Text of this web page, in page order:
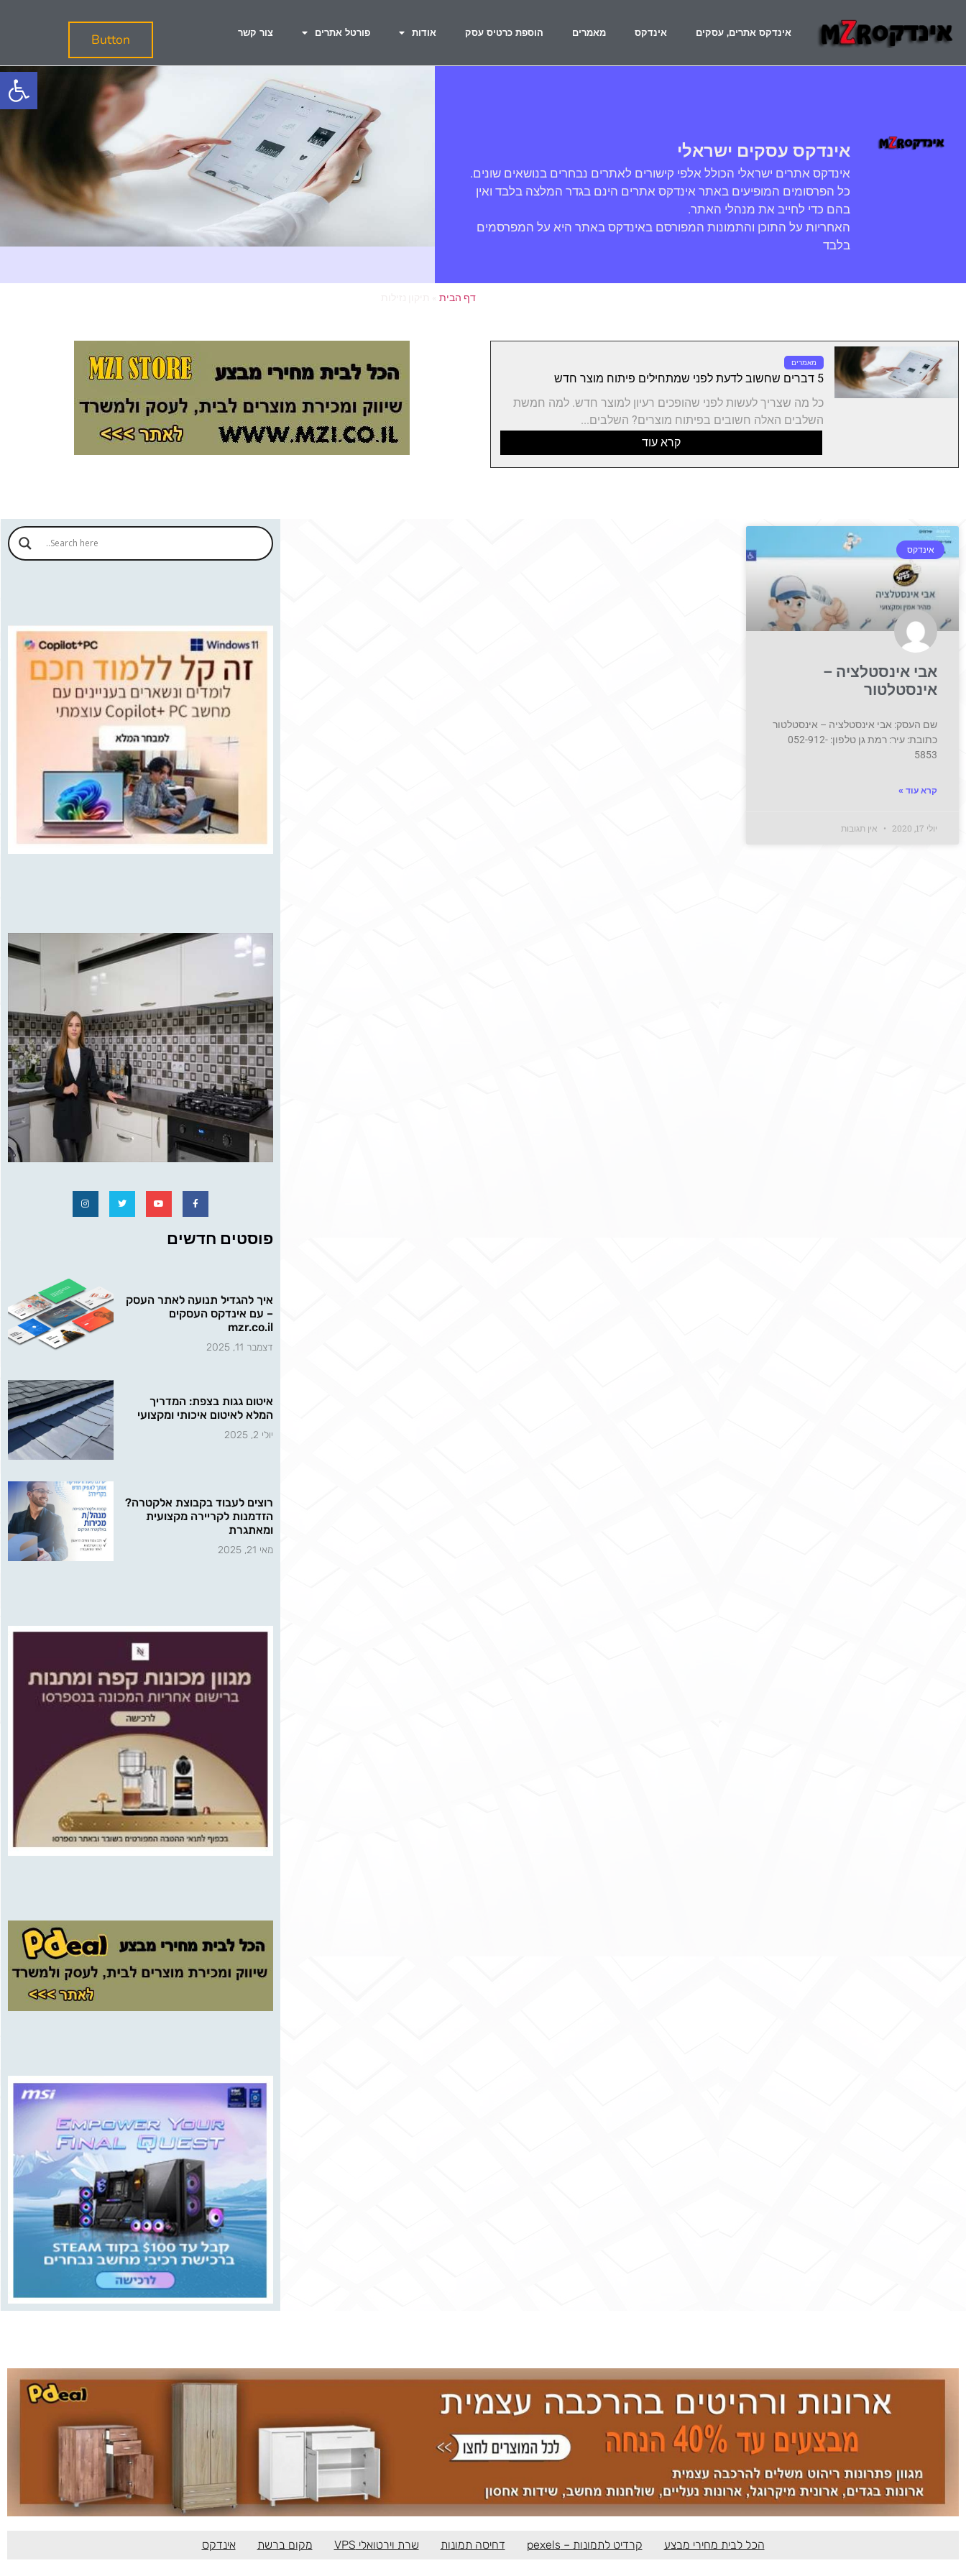
אינדקס אתרים, עסקים אינדקס מאמרים הוספת כרטיס עסק אודות פורטל אתרים צור קשר Button
אינדקס עסקים ישראלי
אינדקס אתרים ישראלי הכולל אלפי קישורים לאתרים נבחרים בנושאים שונים.
כל הפרסומים המופיעים באתר אינדקס אתרים הינם בגדר המלצה בלבד ואין
בהם כדי לחייב את מנהלי האתר.
האחריות על התוכן והתמונות המפורסם באינדקס באתר היא על המפרסמים
בלבד
דף הבית
מאמרים
5 דברים שחשוב לדעת לפני שמתחילים פיתוח מוצר חדש
כל מה שצריך לעשות לפני שהופכים רעיון למוצר חדש. למה חמשת
השלבים האלה חשובים בפיתוח מוצרים? השלבים...
קרא עוד
אינדקס
אבי אינסטלציה –
אינסטלטור
שם העסק: אבי אינסטלציה – אינסטלטור
כתובת: עיר: רמת גן טלפון: 052-912-
5853
קרא עוד »
יולי 17, 2020 אין תגובות
פוסטים חדשים
איך להגדיל תנועה לאתר העסק
– עם אינדקס העסקים
mzr.co.il
דצמבר 11, 2025
איטום גגות בצפת: המדריך
המלא לאיטום איכותי ומקצועי
יולי 2, 2025
רוצים לעבוד בקבוצת אלקטרה?
הזדמנות לקריירה מקצועית
ומאתגרת
מאי 21, 2025
הכל לבית מחירי מבצע קרדיט לתמונות – pexels דחיסה תמונות שרת וירטואלי VPS מקום ברשת אינדקס